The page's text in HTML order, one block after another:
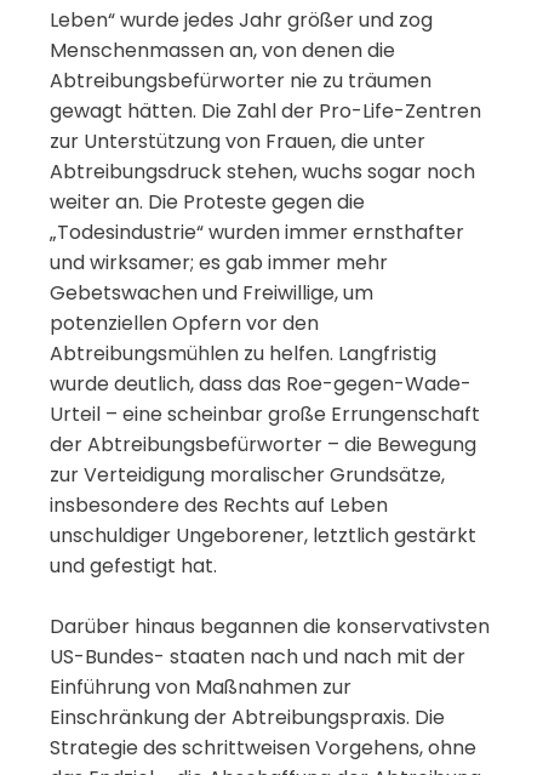
Leben“ wurde jedes Jahr größer und zog
Menschenmassen an, von denen die
Abtreibungsbefürworter nie zu träumen
gewagt hätten. Die Zahl der Pro-Life-Zentren
zur Unterstützung von Frauen, die unter
Abtreibungsdruck stehen, wuchs sogar noch
weiter an. Die Proteste gegen die
„Todesindustrie“ wurden immer ernsthafter
und wirksamer; es gab immer mehr
Gebetswachen und Freiwillige, um
potenziellen Opfern vor den
Abtreibungsmühlen zu helfen. Langfristig
wurde deutlich, dass das Roe-gegen-Wade-
Urteil – eine scheinbar große Errungenschaft
der Abtreibungsbefürworter – die Bewegung
zur Verteidigung moralischer Grundsätze,
insbesondere des Rechts auf Leben
unschuldiger Ungeborener, letztlich gestärkt
und gefestigt hat.
Darüber hinaus begannen die konservativsten
US-Bundes- staaten nach und nach mit der
Einführung von Maßnahmen zur
Einschränkung der Abtreibungspraxis. Die
Strategie des schrittweisen Vorgehens, ohne